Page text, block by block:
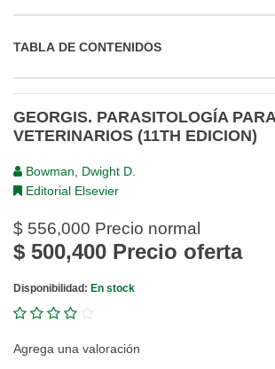
TABLA DE CONTENIDOS
GEORGIS. PARASITOLOGÍA PARA
VETERINARIOS (11TH EDICION)
Bowman, Dwight D.
Editorial Elsevier
$ 556,000 Precio normal
$ 500,400 Precio oferta
Disponibilidad: En stock
Agrega una valoración